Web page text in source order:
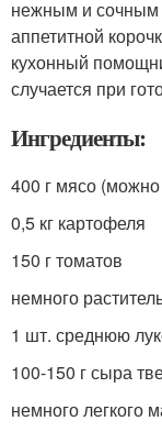
нежным и сочным
аппетитной
кухонный
случается при
Ингредиенты:
400 г мясо (можно
0,5 кг картофеля
150 г томатов
немного
1 шт. среднюю
100-150 г сыра
немного легкого